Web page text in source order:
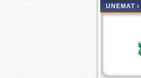
UNEMAT ›